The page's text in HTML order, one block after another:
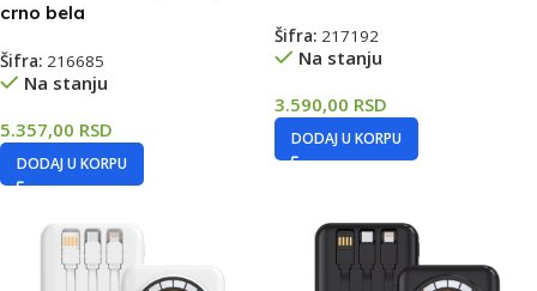
crno bela
Šifra: 216685
Na stanju
5.357,00 RSD
DODAJ U KORPU
Šifra: 217192
Na stanju
3.590,00 RSD
DODAJ U KORPU